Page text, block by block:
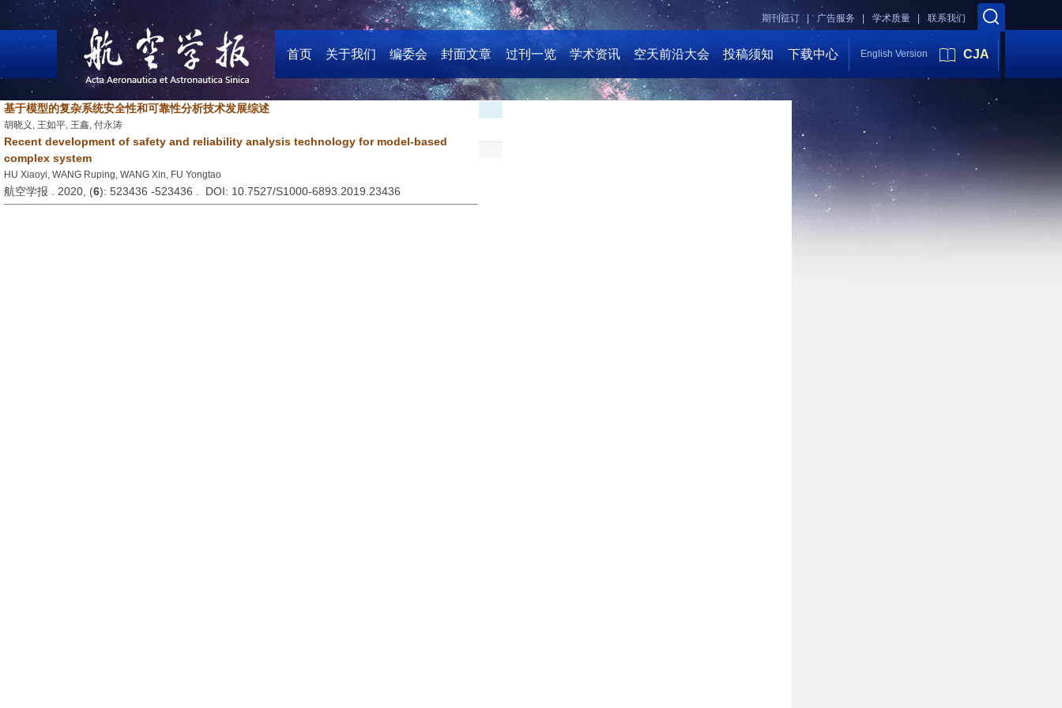
联系我们
学术质量 |
广告服务 |
期刊征订 |
首页 关于我们 编委会 封面文章 过刊一览 学术资讯 空天前沿大会 投稿须知 下载中心 English Version CJA
基于模型的复杂系统安全性和可靠性分析技术发展综述
胡晓义, 王如平, 王鑫, 付永涛
Recent development of safety and reliability analysis technology for model-based
complex system
HU Xiaoyi, WANG Ruping, WANG Xin, FU Yongtao
航空学报 . 2020, (6): 523436 -523436 . DOI: 10.7527/S1000-6893.2019.23436